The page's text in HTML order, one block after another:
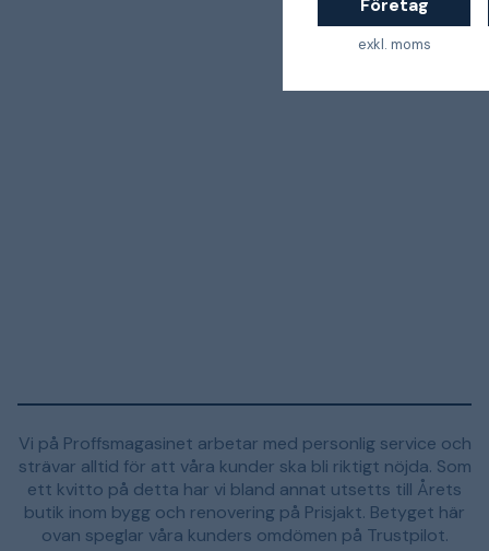
exkl. moms
Vi på Proffsmagasinet arbetar med personlig service och
strävar alltid för att våra kunder ska bli riktigt nöjda. Som
ett kvitto på detta har vi bland annat utsetts till Årets
butik inom bygg och renovering på Prisjakt. Betyget här
ovan speglar våra kunders omdömen på Trustpilot.